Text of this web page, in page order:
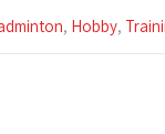
, Hobby,